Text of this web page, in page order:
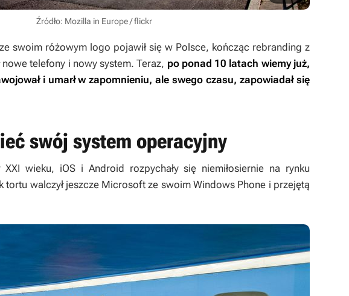
Źródło: Mozilla in Europe / flickr
swoim różowym logo pojawił się w Polsce, kończąc rebranding z
telefony i nowy system. Teraz, po ponad 10 latach wiemy już,
i umarł w zapomnieniu, ale swego czasu, zapowiadał się
swój system operacyjny
wieku, iOS i Android rozpychały się niemiłosiernie na rynku
tortu walczył jeszcze Microsoft ze swoim Windows Phone i przejętą